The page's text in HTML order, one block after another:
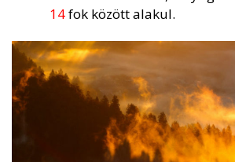
14fok között alakul.